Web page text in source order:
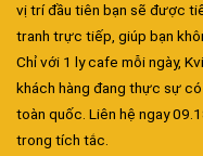
vị trí đầu tiên bạn sẽ được
tranh trực tiếp, giúp bạn
Chỉ với 1 ly cafe mỗi ngày,
khách hàng đang thực sự
toàn quốc. Liên hệ ngay
trong tích tắc.
Đa dạng màu sắc cửa
Cửa nhôm chống gió